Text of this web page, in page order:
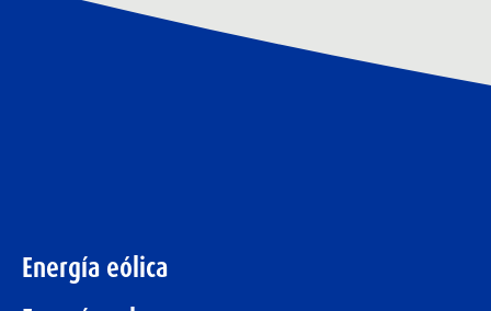
Energía eólica